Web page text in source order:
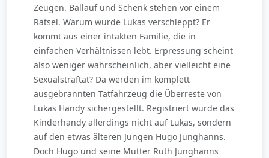
Zeugen. Ballauf und Schenk stehen vor einem
Rätsel. Warum wurde Lukas verschleppt? Er
kommt aus einer intakten Familie, die in
einfachen Verhältnissen lebt. Erpressung scheint
also weniger wahrscheinlich, aber vielleicht eine
Sexualstraftat? Da werden im komplett
ausgebrannten Tatfahrzeug die Überreste von
Lukas Handy sichergestellt. Registriert wurde das
Kinderhandy allerdings nicht auf Lukas, sondern
auf den etwas älteren Jungen Hugo Junghanns.
Doch Hugo und seine Mutter Ruth Junghanns